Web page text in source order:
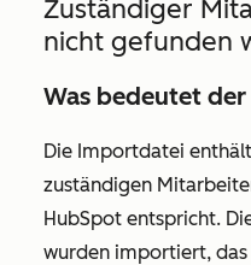
Zuständiger
nicht gefunden
Was bedeutet der
Die Importdatei
zuständigen
HubSpot entspricht.
wurden importiert, das